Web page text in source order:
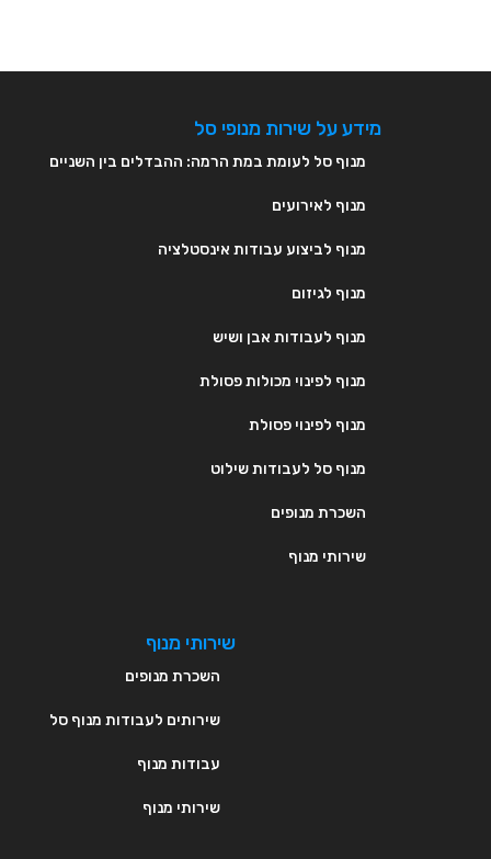
מידע על שירות מנופי סל
מנוף סל לעומת במת הרמה: ההבדלים בין השניים
מנוף לאירועים
מנוף לביצוע עבודות אינסטלציה
מנוף לגיזום
מנוף לעבודות אבן ושיש
מנוף לפינוי מכולות פסולת
מנוף לפינוי פסולת
מנוף סל לעבודות שילוט
השכרת מנופים
שירותי מנוף
שירותי מנוף
השכרת מנופים
שירותים לעבודות מנוף סל
עבודות מנוף
שירותי מנוף